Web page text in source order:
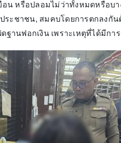
น หรือปลอมไม่ว่าทั้งหมดหรือบ
ระชาชน, สมคบโดยการตกลงกั
านฟอกเงิน เพราะเหตุที่ได้มีกา